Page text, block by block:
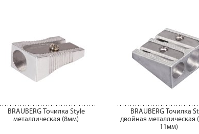
BRAUBERG Точилка Style
металлическая (8мм)
BRAUBERG Точилка
двойная металлическая
11мм)